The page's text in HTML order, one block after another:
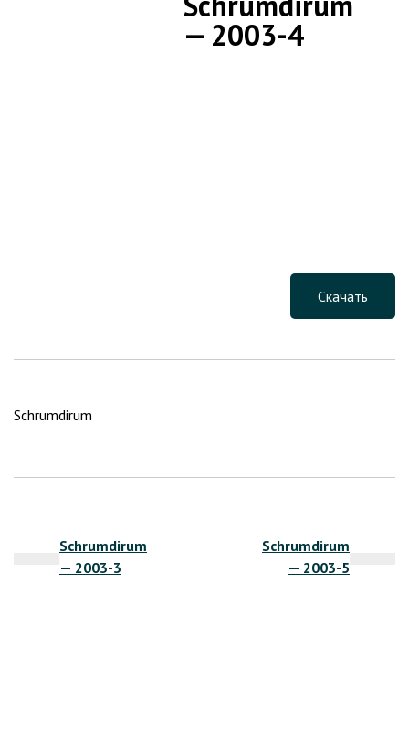
— 2003-4
Скачать
Schrumdirum
Schrumdirum
— 2003-3
Schrumdirum
— 2003-5